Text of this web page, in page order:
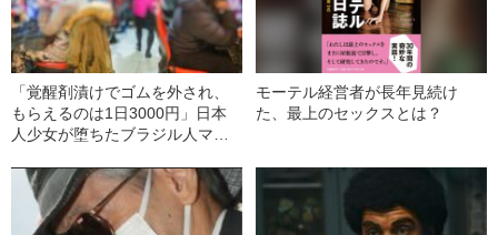
「覚醒剤漬けでゴムを外され、
もらえるのは1日3000円」日本
人少女が堕ちたブラジル人マフ
選んだ地獄とは》
モーテル経営者が長年見続け
た、最上のセックスとは？